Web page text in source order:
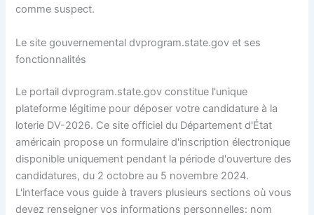
comme suspect.
Le site gouvernemental dvprogram.state.gov et ses
fonctionnalités
Le portail dvprogram.state.gov constitue l'unique
plateforme légitime pour déposer votre candidature à la
loterie DV-2026. Ce site officiel du Département d'État
américain propose un formulaire d'inscription électronique
disponible uniquement pendant la période d'ouverture des
candidatures, du 2 octobre au 5 novembre 2024.
L'interface vous guide à travers plusieurs sections où vous
devez renseigner vos informations personnelles: nom